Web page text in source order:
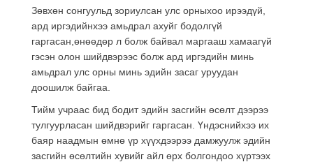
Зөвхөн сонгуульд зориулсан улс орныхоо ирээдүй,
ард иргэдийнхээ амьдрал ахуйг бодолгүй
гаргасан,өнөөдөр л болж байвал маргааш хамаагүй
гэсэн олон шийдвэрээс болж ард иргэдийн минь
амьдрал улс орны минь эдийн засаг уруудан
доошилж байгаа.
Тийм учраас бид бодит эдийн засгийн өсөлт дээрээ
тулгуурласан шийдвэрийг гаргасан. Үндэснийхээ их
баяр наадмын өмнө үр хүүхдээрээ дамжуулж эдийн
засгийн өсөлтийн хувийг айл өрх болгондоо хүртээх